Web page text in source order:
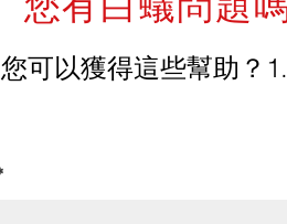
您可以獲得這些幫助？